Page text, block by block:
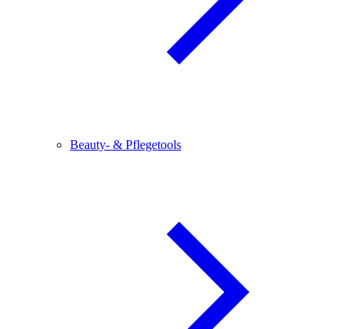
Beauty- & Pflegetools